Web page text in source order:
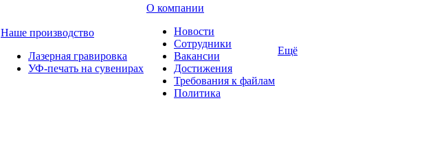
Наше производство
Лазерная гравировка
УФ-печать на сувенирах
О компании
Новости
Сотрудники
Вакансии
Достижения
Требования к файлам
Политика
Ещё